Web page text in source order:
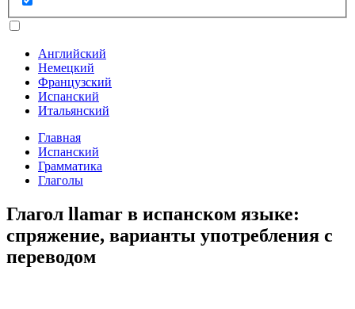
Английский
Немецкий
Французский
Испанский
Итальянский
Главная
Испанский
Грамматика
Глаголы
Глагол llamar в испанском языке:
спряжение, варианты употребления с
переводом